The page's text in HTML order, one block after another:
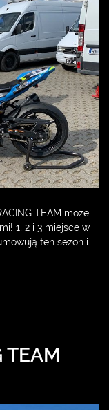
TEAM może
1, 2 i 3 miejsce w
ten sezon i
TEAM